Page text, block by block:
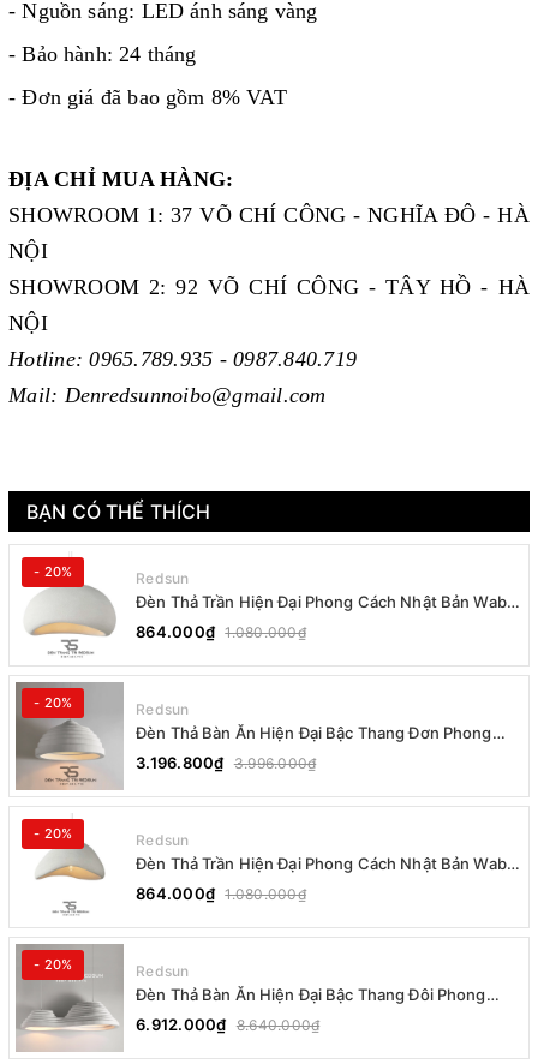
- Nguồn sáng: LED ánh sáng vàng
- Bảo hành: 24 tháng
- Đơn giá đã bao gồm 8% VAT
ĐỊA CHỈ MUA HÀNG:
SHOWROOM 1: 37 VÕ CHÍ CÔNG - NGHĨA ĐÔ - HÀ
NỘI
SHOWROOM 2: 92 VÕ CHÍ CÔNG - TÂY HỒ - HÀ
NỘI
Hotline: 0965.789.935 - 0987.840.719
Mail: Denredsunnoibo@gmail.com
BẠN CÓ THỂ THÍCH
- 20% Redsun
Đèn Thả Trần Hiện Đại Phong Cách Nhật Bản Wabi-
sabi CDT-T036 Dáng B
864.000₫ 1.080.000₫
- 20% Redsun
Đèn Thả Bàn Ăn Hiện Đại Bậc Thang Đơn Phong
Cách Nhật Bản Wabi-sabi DC-T078B
3.196.800₫ 3.996.000₫
- 20% Redsun
Đèn Thả Trần Hiện Đại Phong Cách Nhật Bản Wabi-
sabi CDT-T036 Dáng A
864.000₫ 1.080.000₫
- 20% Redsun
Đèn Thả Bàn Ăn Hiện Đại Bậc Thang Đôi Phong
Cách Nhật Bản Wabi-sabi DC-T078A
6.912.000₫ 8.640.000₫